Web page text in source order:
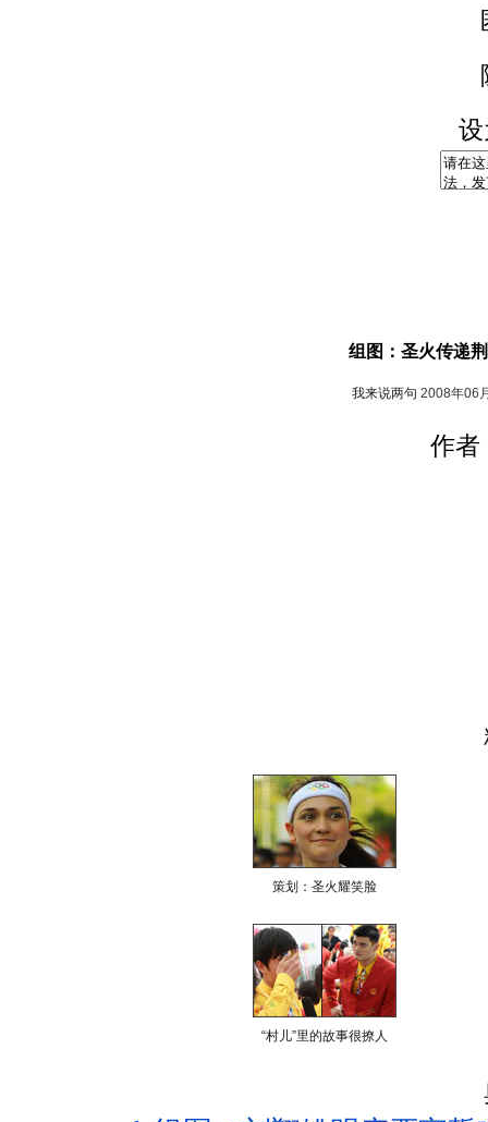
组图：圣火传递
我来说两句 2008年06
作者
策划：圣火耀笑脸
“村儿”里的故事很撩人